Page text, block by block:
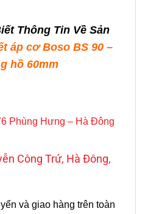
Thông Tin Về Sản
áp cơ Boso BS 90 –
hồ 60mm
Phùng Hưng – Hà Đông
Công Trứ, Hà Đông,
và giao hàng trên toàn